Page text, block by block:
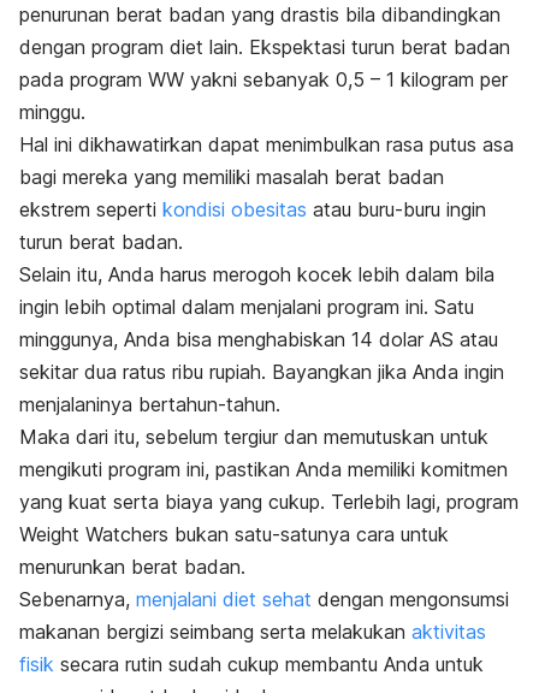
penurunan berat badan yang drastis bila dibandingkan
dengan program diet lain. Ekspektasi turun berat badan
pada program WW yakni sebanyak 0,5 – 1 kilogram per
minggu.
Hal ini dikhawatirkan dapat menimbulkan rasa putus asa
bagi mereka yang memiliki masalah berat badan
ekstrem seperti kondisi obesitas atau buru-buru ingin
turun berat badan.
Selain itu, Anda harus merogoh kocek lebih dalam bila
ingin lebih optimal dalam menjalani program ini. Satu
minggunya, Anda bisa menghabiskan 14 dolar AS atau
sekitar dua ratus ribu rupiah. Bayangkan jika Anda ingin
menjalaninya bertahun-tahun.
Maka dari itu, sebelum tergiur dan memutuskan untuk
mengikuti program ini, pastikan Anda memiliki komitmen
yang kuat serta biaya yang cukup. Terlebih lagi, program
Weight Watchers bukan satu-satunya cara untuk
menurunkan berat badan.
Sebenarnya, menjalani diet sehat dengan mengonsumsi
makanan bergizi seimbang serta melakukan aktivitas
fisik secara rutin sudah cukup membantu Anda untuk